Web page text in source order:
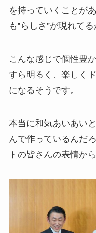
を持っていくことが
も”らしさ”が現れてる
こんな感じで個性豊
すら明るく、楽しく
になるそうです。
本当に和気あいあい
んで作っているんだ
トの皆さんの表情か